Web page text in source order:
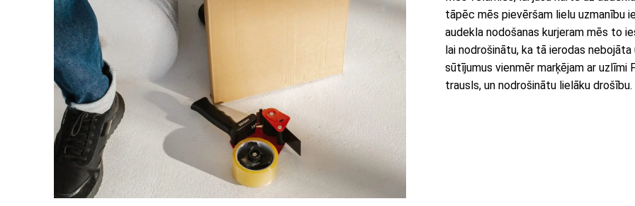
tāpēc mēs pievēršam lielu uzmanību
audekla nodošanas kurjeram mēs to
lai nodrošinātu, ka tā ierodas
sūtījumus vienmēr marķējam ar uzlīmi
trausls, un nodrošinātu lielāku drošību.